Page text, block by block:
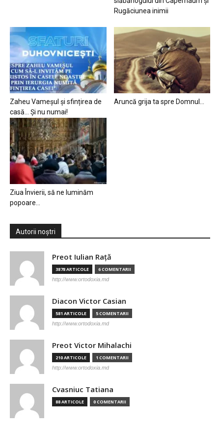
Rugăciunea inimii
Zaheu Vameșul și sfințirea de
casă… Și nu numai!
Aruncă grija ta spre Domnul…
Ziua Învierii, să ne luminăm
popoare…
Autorii noștri
Preot Iulian Raţă
3878 ARTICOLE 6 COMENTARII
http://www.ortodoxia.md
Diacon Victor Casian
581 ARTICOLE 5 COMENTARII
http://www.ortodoxia.md
Preot Victor Mihalachi
210 ARTICOLE 1 COMENTARII
http://www.ortodoxia.md
Cvasniuc Tatiana
88 ARTICOLE 0 COMENTARII